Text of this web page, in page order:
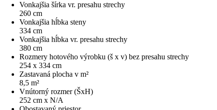
Vonkajšia šírka vr. presahu strechy
260 cm
Vonkajšia hĺbka steny
334 cm
Vonkajšia hĺbka vr. presahu strechy
380 cm
Rozmery hotového výrobku (š x v) bez presahu strechy
254 x 334 cm
Zastavaná plocha v m²
8,5 m²
Vnútorný rozmer (ŠxH)
252 cm x N/A